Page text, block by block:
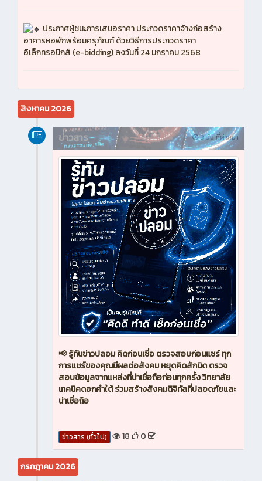
ประกาศผู้ชนะการเสนอราคา ประกวดราคาจ้างก่อสร้าง
อาคารหอพักพร้อมครุภัณฑ์ ด้วยวิธีการประกวดราคา
อิเล็กทรอนิกส์ (e-bidding) ลงวันที่ 24 มกราคม 2568
สิงหาคม 2026
3 วัน ที่ผ่านมา
ข่าวสาร
📢 รู้ทันข่าวปลอม คิดก่อนเชื่อ ตรวจสอบก่อนแชร์ ทุก
การแชร์ของคุณมีผลต่อสังคม หยุดคิดสักนิด ตรวจ
สอบข้อมูลจากแหล่งที่น่าเชื่อถือก่อนทุกครั้ง วิทยาลัย
เทคนิคดอกคำใต้ ร่วมสร้างสังคมดิจิทัลที่ปลอดภัยและ
น่าเชื่อถือ
ข่าวสาร (ทั่วไป) 18 0
กรกฎาคม 2026